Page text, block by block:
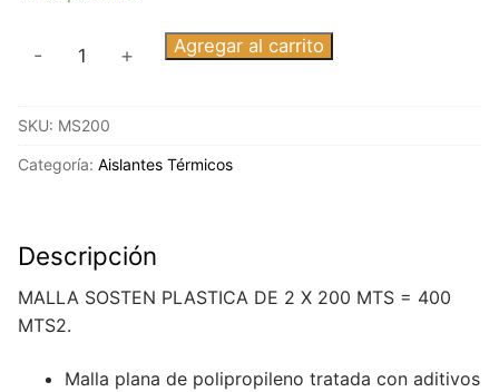
MTS2
cantidad
- + Agregar al carrito
SKU: MS200
Categoría: Aislantes Térmicos
Descripción
MALLA SOSTEN PLASTICA DE 2 X 200 MTS = 400
MTS2.
Malla plana de polipropileno tratada con aditivos